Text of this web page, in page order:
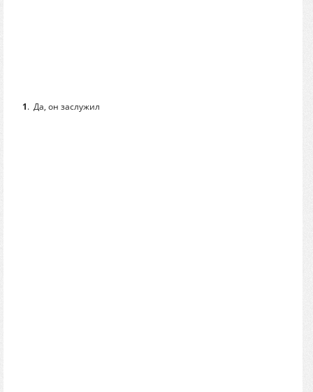
1. Да, он заслужил